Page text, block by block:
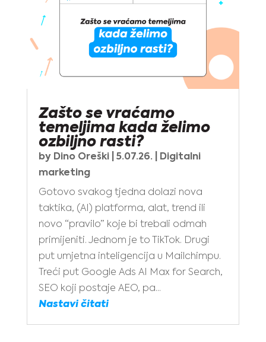
Zašto se vraćamo
temeljima kada želimo
ozbiljno rasti?
by Dino Oreški| 5.07.26.
Digitalni
marketing
Gotovo svakog tjedna dolazi nova
taktika, (AI) platforma, alat, trend ili
novo “pravilo” koje bi trebali odmah
primijeniti. Jednom je to TikTok. Drugi
put umjetna inteligencija u Mailchimpu.
Treći put Google Ads AI Max for Search,
SEO koji postaje AEO, pa...
Nastavi čitati